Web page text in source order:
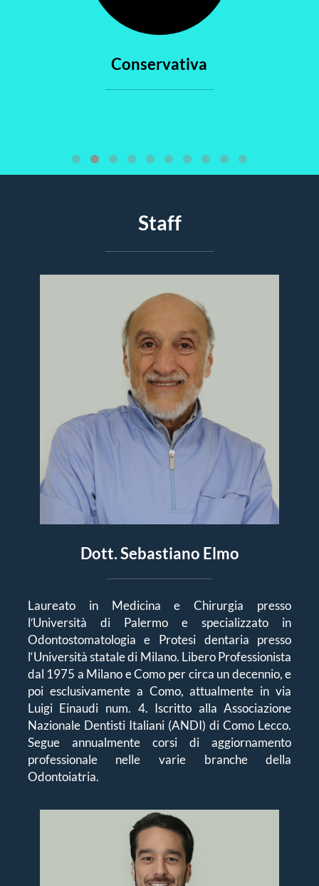
Conservativa
Staff
Dott. Sebastiano Elmo
Laureato in Medicina e Chirurgia presso
l′Università di Palermo e specializzato in
Odontostomatologia e Protesi dentaria presso
l‘Università statale di Milano. Libero Professionista
dal 1975 a Milano e Como per circa un decennio, e
poi esclusivamente a Como, attualmente in via
Luigi Einaudi num. 4. Iscritto alla Associazione
Nazionale Dentisti Italiani (ANDI) di Como Lecco.
Segue annualmente corsi di aggiornamento
professionale nelle varie branche della
Odontoiatria.